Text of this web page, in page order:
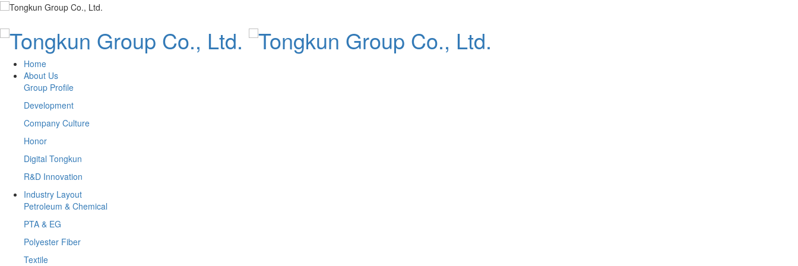
Home
About Us
Group Profile
Development
Company Culture
Honor
Digital Tongkun
R&D Innovation
Industry Layout
Petroleum & Chemical
PTA & EG
Polyester Fiber
Textile